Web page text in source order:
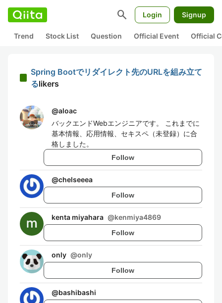
search Login Signup
Trend Stock List Question Official Event Official
Spring Bootでリダイレクト先のURLを組み立て
るlikers
@aloac
バックエンドWebエンジニアです。 これまでに
基本情報、応用情報、セキスペ（未登録）に合
格しました。
Follow
@chelseeea
Follow
kenta miyahara @kenmiya4869
Follow
only @only
Follow
@bashibashi